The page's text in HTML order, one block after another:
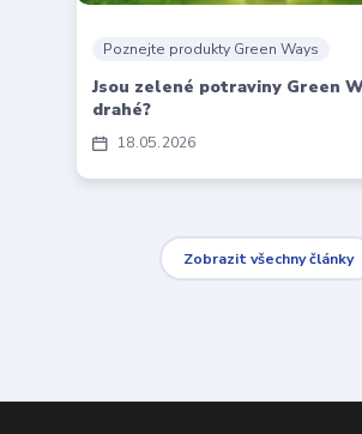
18 05 2026
Poznejte produkty Green Ways
Jsou zelené potraviny Green
drahé?
Zobrazit všechny články